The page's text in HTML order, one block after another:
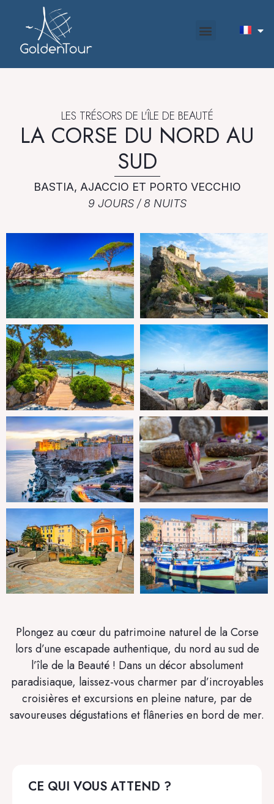
LES TRÉSORS DE L'ÎLE DE BEAUTÉ
LA CORSE DU NORD AU
SUD
BASTIA, AJACCIO ET PORTO VECCHIO
9 JOURS / 8 NUITS
Plongez au cœur du patrimoine naturel de la Corse
lors d’une escapade authentique, du nord au sud de
l’île de la Beauté ! Dans un décor absolument
paradisiaque, laissez-vous charmer par d’incroyables
croisières et excursions en pleine nature, par de
savoureuses dégustations et flâneries en bord de mer.
CE QUI VOUS ATTEND ?